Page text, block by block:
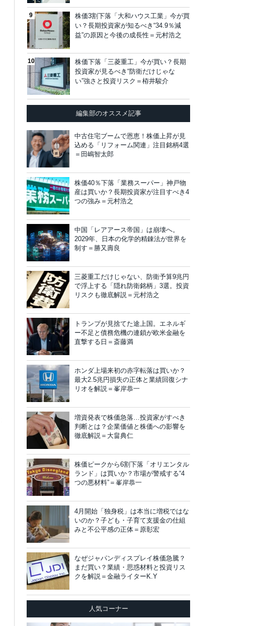
株価3割下落「大和ハウス工業」今が買
い？長期投資家が知るべき“34.9％減
益”の原因と今後の成長性＝元村浩之
株価下落「三菱重工」今が買い？長期
投資家が見るべき“防衛だけじゃな
い”強さと投資リスク＝栫井駿介
編集部のオススメ記事
中古住宅ブームで恩恵！株価上昇が見
込める「リフォーム関連」注目銘柄4選
＝田嶋智太郎
株価40％下落「業務スーパー」神戸物
産は買いか？長期投資家が注目すべき4
つの強み＝元村浩之
中国「レアアース帝国」は崩壊へ。
2029年、日本の化学的精錬法が世界を
制す＝勝又壽良
三菱重工だけじゃない、防衛予算9兆円
で浮上する「隠れ防衛銘柄」3選。投資
リスクも徹底解説＝元村浩之
トランプが見捨てた途上国。エネルギ
ー不足と債務危機の連鎖が欧米金融を
直撃する日＝斎藤満
ホンダ上場来初の赤字転落は買いか？
最大2.5兆円損失の正体と業績回復シナ
リオを解説＝峯岸恭一
増資発表で株価急落…投資家がすべき
判断とは？企業価値と株価への影響を
徹底解説＝大畠典仁
株価ピークから6割下落「オリエンタル
ランド」は買いか？市場が警戒する“4
つの悪材料”＝峯岸恭一
4月開始「独身税」は本当に増税ではな
いのか？子ども・子育て支援金の仕組
みと不公平感の正体＝原彰宏
なぜジャパンディスプレイ株価急騰？
まだ買い？業績・思惑材料と投資リス
クを解説＝金融ライターK.Y
人気コーナー